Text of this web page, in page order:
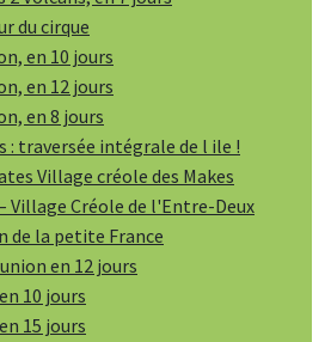
du cirque
en 10 jours
en 12 jours
en 8 jours
: traversée intégrale de l ile !
Village créole des Makes
Village Créole de l'Entre-Deux
de la petite France
en 12 jours
10 jours
15 jours